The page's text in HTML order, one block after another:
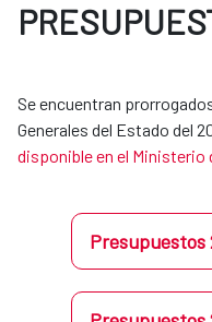
Se encuentran
Generales del Estado del
disponible en el Ministerio
Presupuestos